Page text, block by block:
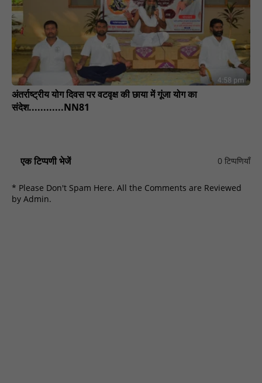
अंतर्राष्ट्रीय योग दिवस पर वटवृक्ष की छाया में गूंजा योग का
संदेश............NN81
एक टिप्पणी भेजें 0 टिप्पणियाँ
* Please Don't Spam Here. All the Comments are Reviewed
by Admin.